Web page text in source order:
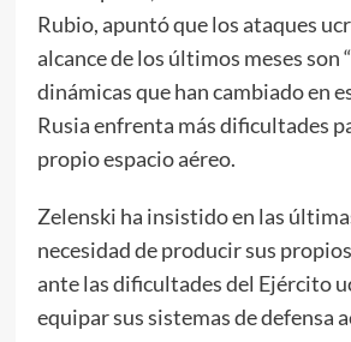
Rubio, apuntó que los ataques
alcance de los últimos meses son
dinámicas que han cambiado en
Rusia enfrenta más dificultades
propio espacio aéreo.
Zelenski ha insistido en las
necesidad de producir sus
ante las dificultades del Ejército
equipar sus sistemas de defensa